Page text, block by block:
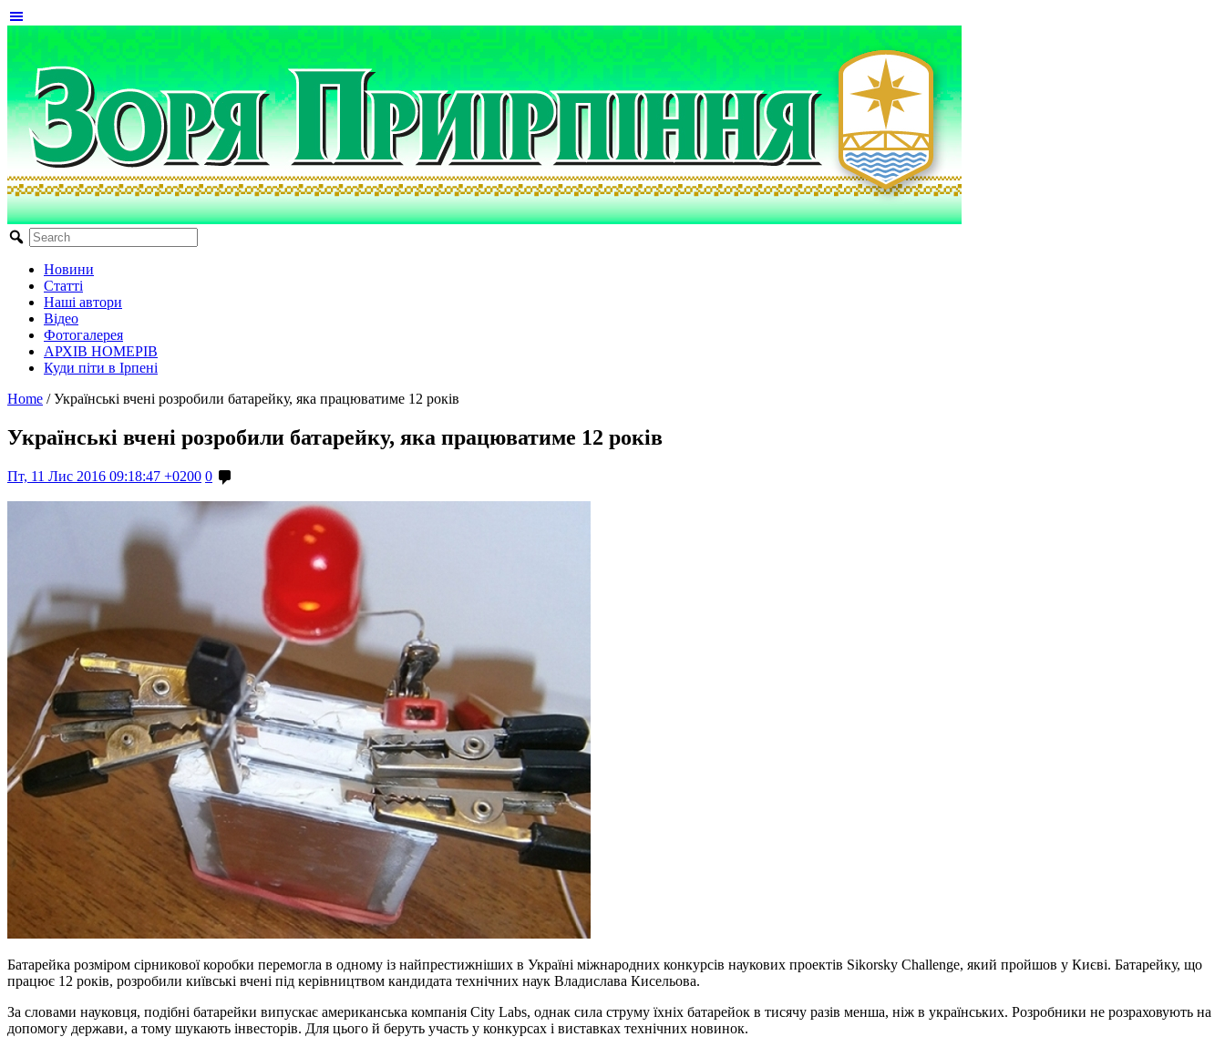
Новини
Статті
Наші автори
Відео
Фотогалерея
АРХІВ НОМЕРІВ
Куди піти в Ірпені
Home / Українські вчені розробили батарейку, яка працюватиме 12 років
Українські вчені розробили батарейку, яка працюватиме 12 років
Пт, 11 Лис 2016 09:18:47 +0200 0
Батарейка розміром сірникової коробки перемогла в одному із найпрестижніших в Україні міжнародних конкурсів наукових проектів Sikorsky Challenge, який пройшов у Києві. Батарейку, що
працює 12 років, розробили київські вчені під керівництвом кандидата технічних наук Владислава Кисельова.
За словами науковця, подібні батарейки випускає американська компанія City Labs, однак сила струму їхніх батарейок в тисячу разів менша, ніж в українських. Розробники не розраховують на
допомогу держави, а тому шукають інвесторів. Для цього й беруть участь у конкурсах і виставках технічних новинок.